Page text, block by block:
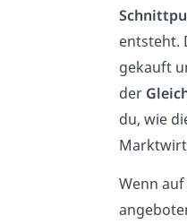
entsteht.
gekauft
der
du, wie
Wenn